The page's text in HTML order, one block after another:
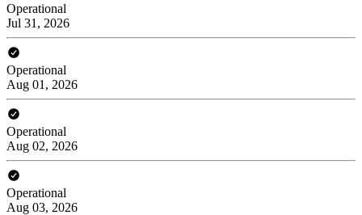
Operational
Jul 31, 2026
Operational
Aug 01, 2026
Operational
Aug 02, 2026
Operational
Aug 03, 2026